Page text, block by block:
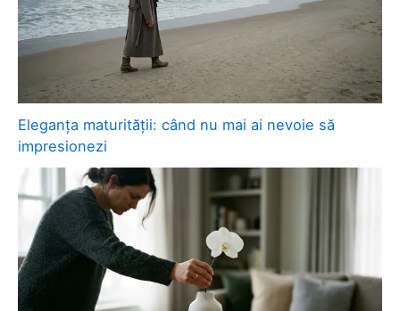
Eleganța maturității: când nu mai ai nevoie să
impresionezi